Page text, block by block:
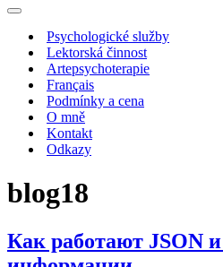
menu
Navigační
Psychologické služby
Lektorská činnost
Artepsychoterapie
Français
Podmínky a cena
O mně
Kontakt
Odkazy
blog18
Как работают JSON